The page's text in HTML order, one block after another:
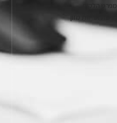
הלקוח
אריזות מזון